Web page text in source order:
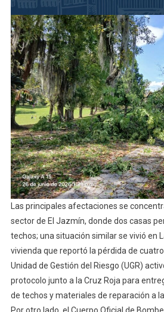
Las principales afectaciones se
sector de El Jazmín, donde dos casas
techos; una situación similar se vivió en
vivienda que reportó la pérdida de
Unidad de Gestión del Riesgo (UGR)
protocolo junto a la Cruz Roja para
de techos y materiales de reparación a